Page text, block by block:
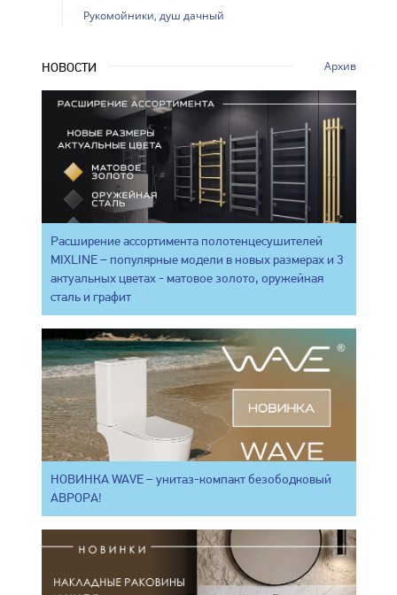
Рукомойники, душ дачный
НОВОСТИ Архив
Расширение ассортимента полотенцесушителей
MIXLINE – популярные модели в новых размерах и 3
актуальных цветах - матовое золото, оружейная
сталь и графит
НОВИНКА WAVE – унитаз-компакт безободковый
АВРОРА!